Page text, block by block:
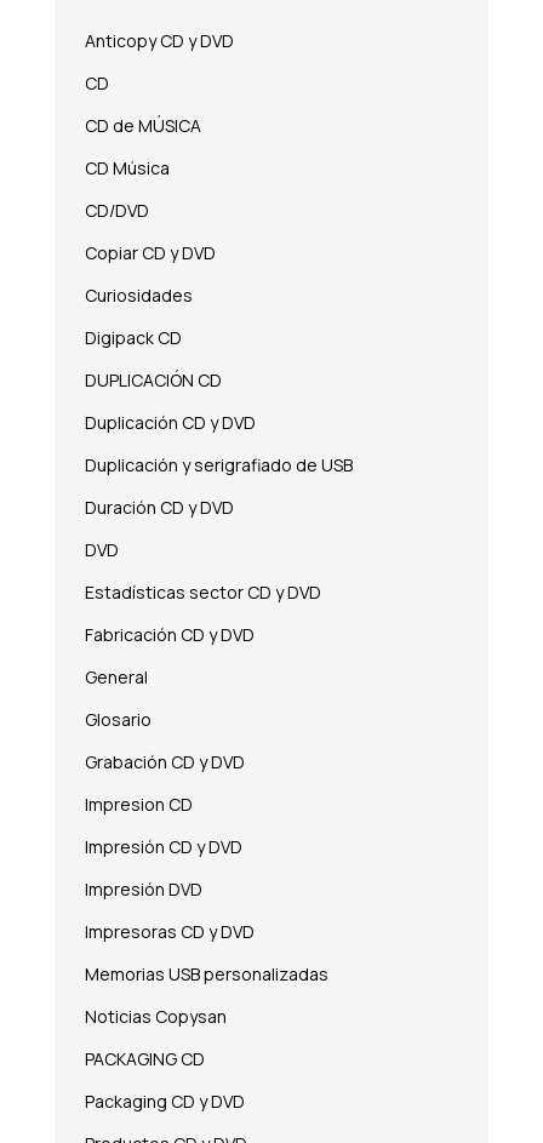
Anticopy CD y DVD
CD
CD de MÚSICA
CD Música
CD/DVD
Copiar CD y DVD
Curiosidades
Digipack CD
DUPLICACIÓN CD
Duplicación CD y DVD
Duplicación y serigrafiado de USB
Duración CD y DVD
DVD
Estadísticas sector CD y DVD
Fabricación CD y DVD
General
Glosario
Grabación CD y DVD
Impresion CD
Impresión CD y DVD
Impresión DVD
Impresoras CD y DVD
Memorias USB personalizadas
Noticias Copysan
PACKAGING CD
Packaging CD y DVD